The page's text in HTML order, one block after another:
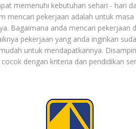
memenuhi kebutuhan sehari - hari
mencari pekerjaan adalah untuk
Bagaimana anda mencari pekerjaan
pekerjaan yang anda inginkan
untuk mendapatkannya.
dengan kriteria dan pendidikan